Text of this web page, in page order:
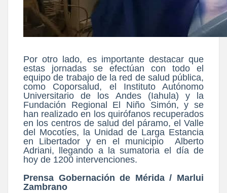
Por otro lado, es importante destacar que
estas jornadas se efectúan con todo el
equipo de trabajo de la red de salud pública,
como Coporsalud, el Instituto Autónomo
Universitario de los Andes (Iahula) y la
Fundación Regional El Niño Simón, y se
han realizado en los quirófanos recuperados
en los centros de salud del páramo, el Valle
del Mocotíes, la Unidad de Larga Estancia
en Libertador y en el municipio Alberto
Adriani, llegando a la sumatoria el día de
hoy de 1200 intervenciones.
Prensa Gobernación de Mérida / Marlui
Zambrano